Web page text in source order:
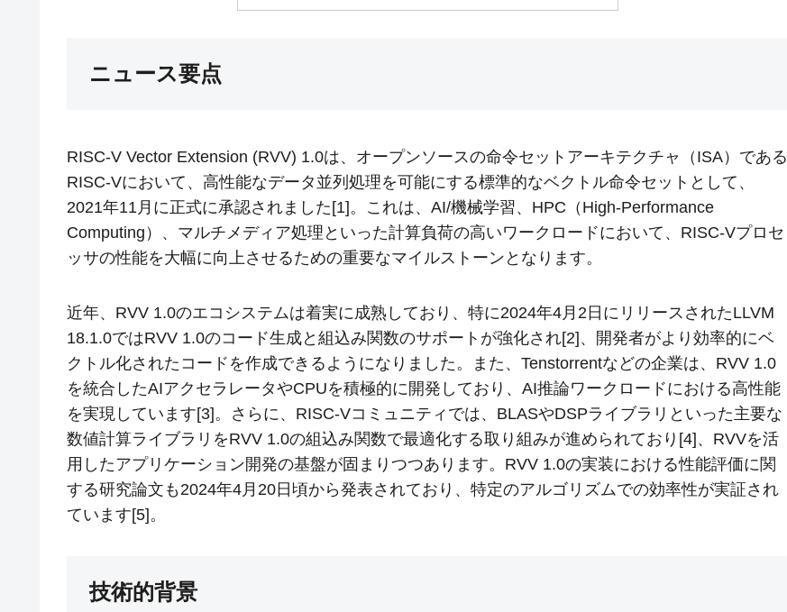
ニュース要点
RISC-V Vector Extension (RVV) 1.0は、オープンソースの命令セットアーキテクチャ（ISA）である
RISC-Vにおいて、高性能なデータ並列処理を可能にする標準的なベクトル命令セットとして、
2021年11月に正式に承認されました[1]。これは、AI/機械学習、HPC（High-Performance
Computing）、マルチメディア処理といった計算負荷の高いワークロードにおいて、RISC-Vプロセ
ッサの性能を大幅に向上させるための重要なマイルストーンとなります。
近年、RVV 1.0のエコシステムは着実に成熟しており、特に2024年4月2日にリリースされたLLVM
18.1.0ではRVV 1.0のコード生成と組込み関数のサポートが強化され[2]、開発者がより効率的にベ
クトル化されたコードを作成できるようになりました。また、Tenstorrentなどの企業は、RVV 1.0
を統合したAIアクセラレータやCPUを積極的に開発しており、AI推論ワークロードにおける高性能
を実現しています[3]。さらに、RISC-Vコミュニティでは、BLASやDSPライブラリといった主要な
数値計算ライブラリをRVV 1.0の組込み関数で最適化する取り組みが進められており[4]、RVVを活
用したアプリケーション開発の基盤が固まりつつあります。RVV 1.0の実装における性能評価に関
する研究論文も2024年4月20日頃から発表されており、特定のアルゴリズムでの効率性が実証され
ています[5]。
技術的背景